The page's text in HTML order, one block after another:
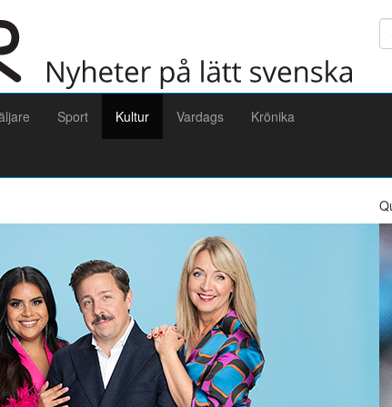
Sport Kultur Vardags Krönika